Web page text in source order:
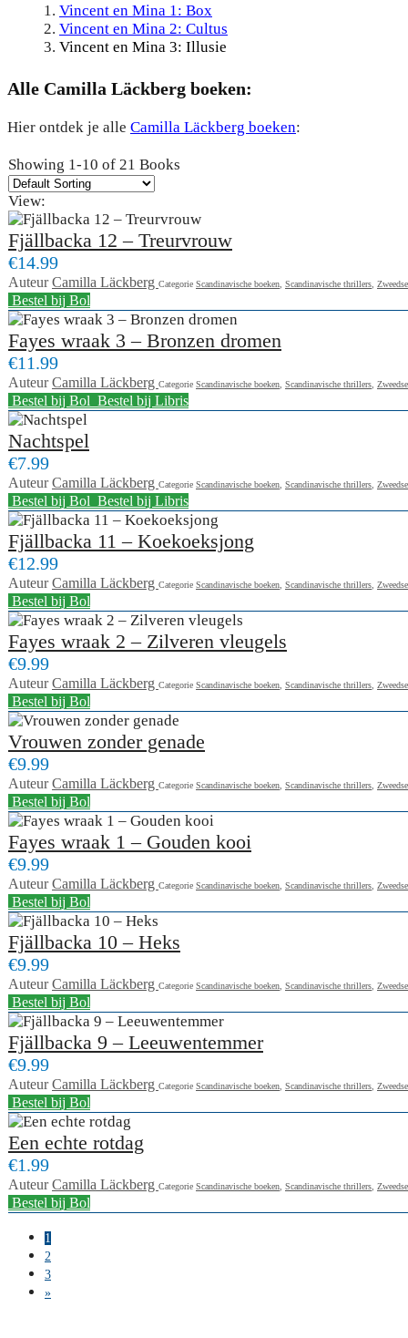
Vincent en Mina 1: Box
Vincent en Mina 2: Cultus
Vincent en Mina 3: Illusie
Alle Camilla Läckberg boeken:
Hier ontdek je alle Camilla Läckberg boeken:
Showing 1-10 of 21 Books
View:
Fjällbacka 12 – Treurvrouw
€14.99
AuteurCamilla Läckberg Categorie Scandinavische boeken Scandinavische thrillers
Bestel bij Bol
Fayes wraak 3 – Bronzen dromen
€11.99
AuteurCamilla Läckberg Categorie Scandinavische boeken Scandinavische thrillers
Bestel bij Bol Bestel bij Libris
Nachtspel
€7.99
AuteurCamilla Läckberg Categorie Scandinavische boeken Scandinavische thrillers
Bestel bij Bol Bestel bij Libris
Fjällbacka 11 – Koekoeksjong
€12.99
AuteurCamilla Läckberg Categorie Scandinavische boeken Scandinavische thrillers
Bestel bij Bol
Fayes wraak 2 – Zilveren vleugels
€9.99
AuteurCamilla Läckberg Categorie Scandinavische boeken Scandinavische thrillers
Bestel bij Bol
Vrouwen zonder genade
€9.99
AuteurCamilla Läckberg Categorie Scandinavische boeken Scandinavische thrillers
Bestel bij Bol
Fayes wraak 1 – Gouden kooi
€9.99
AuteurCamilla Läckberg Categorie Scandinavische boeken Scandinavische thrillers
Bestel bij Bol
Fjällbacka 10 – Heks
€9.99
AuteurCamilla Läckberg Categorie Scandinavische boeken Scandinavische thrillers
Bestel bij Bol
Fjällbacka 9 – Leeuwentemmer
€9.99
AuteurCamilla Läckberg Categorie Scandinavische boeken Scandinavische thrillers
Bestel bij Bol
Een echte rotdag
€1.99
AuteurCamilla Läckberg Categorie Scandinavische boeken Scandinavische thrillers
Bestel bij Bol
1
2
3
»